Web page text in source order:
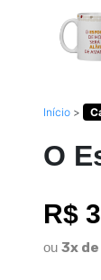
Início >
O
R$
ou 3x de